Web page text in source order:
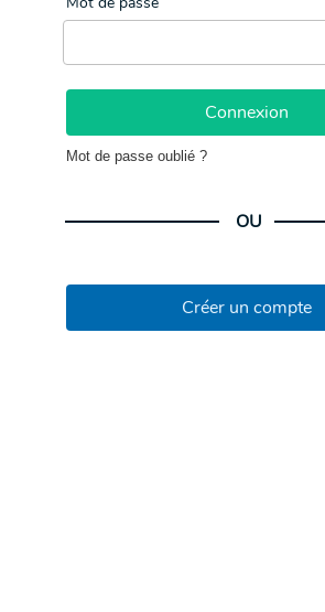
Connexion
Mot de passe oublié ?
OU
Créer un compte